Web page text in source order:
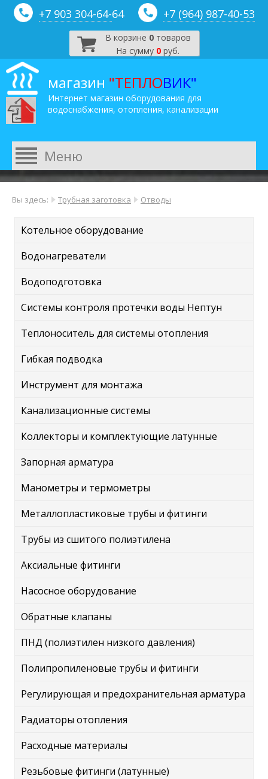
+7 903 304-64-64 +7 (964) 987-40-53
В корзине 0товаров
На сумму 0 руб.
магазин "ТЕПЛОВИК"
Интернет магазин оборудования для
водоснабжения, отопления, канализации
Вы здесь: Трубная заготовка Отводы
Котельное оборудование
Водонагреватели
Водоподготовка
Системы контроля протечки воды Нептун
Теплоноситель для системы отопления
Гибкая подводка
Инструмент для монтажа
Канализационные системы
Коллекторы и комплектующие латунные
Запорная арматура
Манометры и термометры
Металлопластиковые трубы и фитинги
Трубы из сшитого полиэтилена
Аксиальные фитинги
Насосное оборудование
Обратные клапаны
ПНД (полиэтилен низкого давления)
Полипропиленовые трубы и фитинги
Регулирующая и предохранительная арматура
Радиаторы отопления
Расходные материалы
Резьбовые фитинги (латунные)